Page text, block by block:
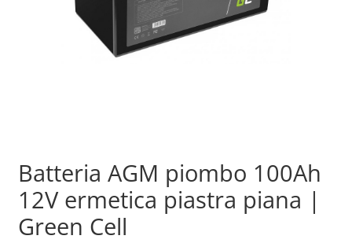
Sample Page
Batteria AGM piombo 100Ah
12V ermetica piastra piana |
Green Cell